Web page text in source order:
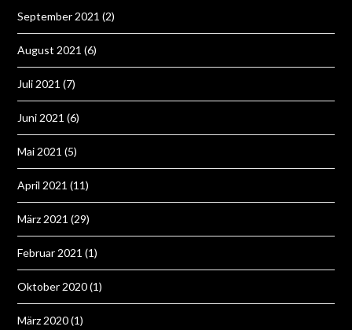
September 2021 (2)
August 2021 (6)
Juli 2021 (7)
Juni 2021 (6)
Mai 2021 (5)
April 2021 (11)
März 2021 (29)
Februar 2021 (1)
Oktober 2020(1)
März 2020(1)